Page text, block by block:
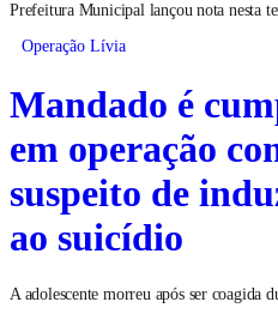
Prefeitura Municipal lançou nota nesta
Operação Lívia
Mandado é
em operação
suspeito de
ao suicídio
A adolescente morreu após ser coagida